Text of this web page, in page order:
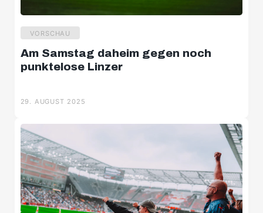
VORSCHAU
Am Samstag daheim gegen noch
punktelose Linzer
29. AUGUST 2025